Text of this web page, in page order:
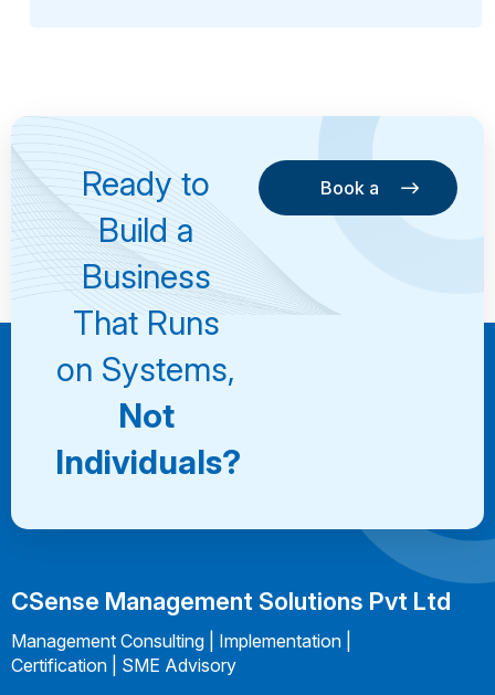
Ready to
Build a
Business
That Runs
on Systems,
Not
Individuals?
Book a
Consultation
Book a
CSense Management Solutions Pvt Ltd
Management Consulting | Implementation |
Certification | SME Advisory